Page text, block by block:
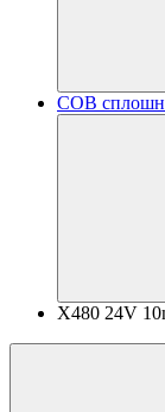
COB
X480 24V